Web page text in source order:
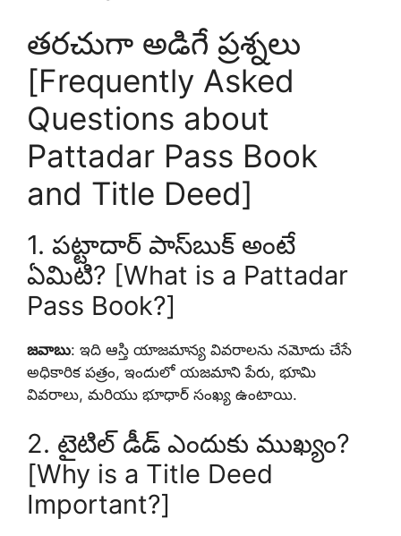
తరచుగా అడిగే ప్రశ్నలు
[Frequently Asked
Questions about
Pattadar Pass Book
and Title Deed]
1. పట్టాదార్ పాస్‌బుక్ అంటే
ఏమిటి? [What is a Pattadar
Pass Book?]
జవాబు: ఇది ఆస్తి యాజమాన్య వివరాలను నమోదు చేసే
అధికారిక పత్రం, ఇందులో యజమాని పేరు, భూమి
వివరాలు, మరియు భూధార్ సంఖ్య ఉంటాయి.
2. టైటిల్ డీడ్ ఎందుకు ముఖ్యం?
[Why is a Title Deed
Important?]